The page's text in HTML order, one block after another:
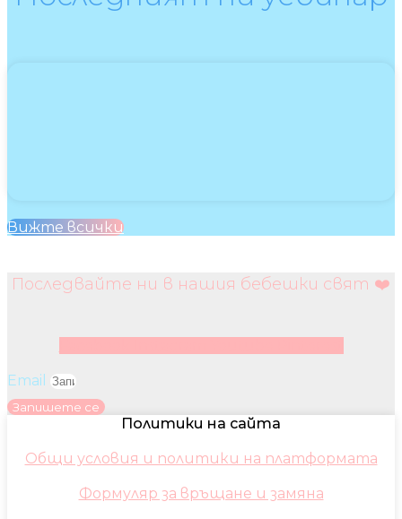
Вижте всички
Последвайте ни в нашия бебешки свят ❤️
Email
Запишете се
Политики на сайта
Общи условия и политики на платформата
Формуляр за връщане и замяна